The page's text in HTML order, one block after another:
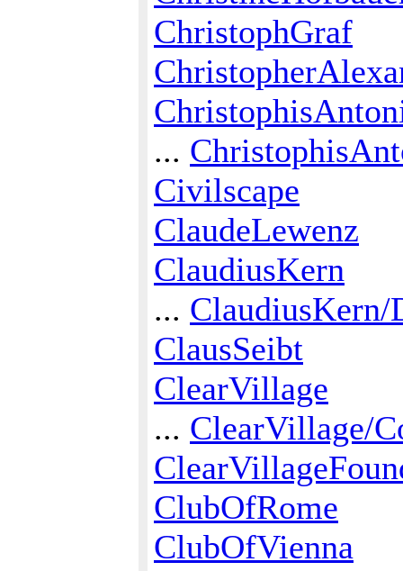
ChristophGraf
...
Civilscape
ClaudeLewenz
ClaudiusKern
... ClaudiusKern/
ClausSeibt
ClearVillage
... ClearVillage/
ClubOfRome
ClubOfVienna